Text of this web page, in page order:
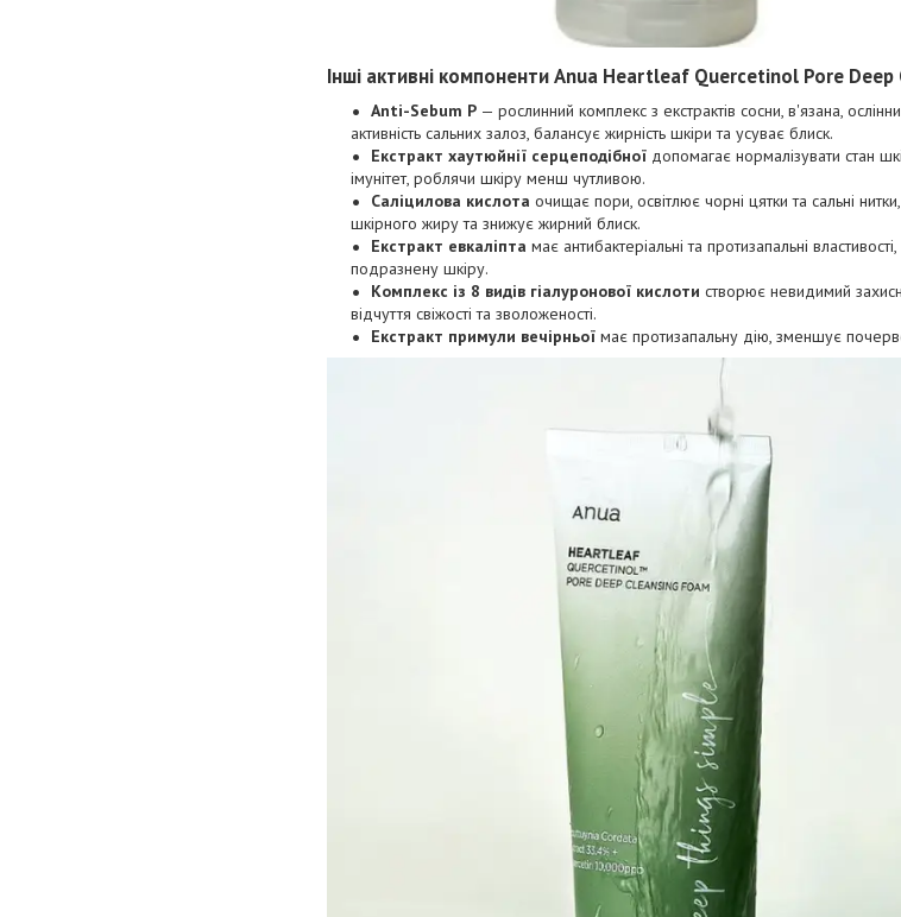
Інші активні компоненти Anua Heartleaf Quercetinol Pore
Anti-Sebum P — рослинний комплекс з екстрактів сосни, в'язана,
активність сальних залоз, балансує жирність шкіри та усуває блиск.
Екстракт хаутюйнії серцеподібної допомагає нормалізувати стан
імунітет, роблячи шкіру менш чутливою.
Саліцилова кислота очищає пори, освітлює чорні цятки та сальні
шкірного жиру та знижує жирний блиск.
Екстракт евкаліпта має антибактеріальні та протизапальні
подразнену шкіру.
Комплекс із 8 видів гіалуронової кислоти створює невидимий
відчуття свіжості та зволоженості.
Екстракт примули вечірньої має протизапальну дію, зменшує